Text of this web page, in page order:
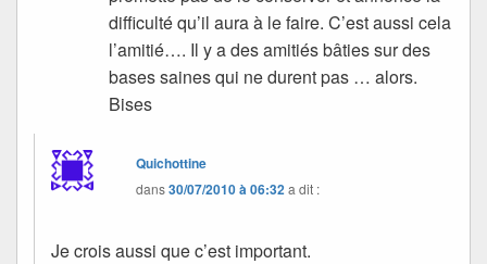
difficulté qu’il aura à le faire. C’est aussi cela
l’amitié…. Il y a des amitiés bâties sur des
bases saines qui ne durent pas … alors.
Bises
Quichottine
dans30/07/2010 à 06:32 a dit :
Je crois aussi que c’est important.